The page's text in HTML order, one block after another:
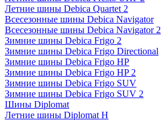
Летние шины Debica Quartet 2
Всесезонные шины Debica Navigator
Всесезонные шины Debica Navigator 2
Зимние шины Debica Frigo 2
Зимние шины Debica Frigo Directional
Зимние шины Debica Frigo HP
Зимние шины Debica Frigo HP 2
Зимние шины Debica Frigo SUV
Зимние шины Debica Frigo SUV 2
Шины Diplomat
Летние шины Diplomat H